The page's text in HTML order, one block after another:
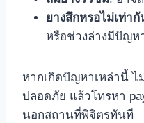
ยางสึกหรอไม่เท่ากั
หรือช่วงล่างมีปัญห
หากเกิดปัญหาเหล่านี้
ปลอดภัย แล้วโทรหา
นอกสถานที่พิจิตรทันที